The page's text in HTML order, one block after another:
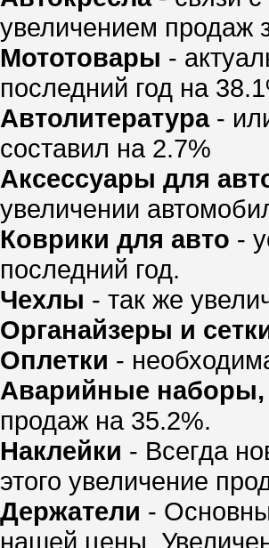
увеличением продаж
Мототовары -
последний год на
Автолитература-
составил на 2.7%
Аксессуары для
увеличении
Коврики для авто -
последний год.
Чехлы - так же
Органайзеры и
Оплетки -
Аварийные наборы,
продаж на 35.2%.
Наклейки - Всегда
этого увеличение
Держатели -
нашей цены.